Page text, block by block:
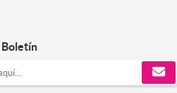
Boletín